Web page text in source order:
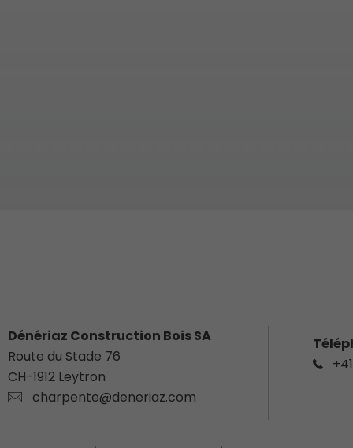
Dénériaz Construction Bois SA
Route du Stade 76
CH-1912 Leytron
charpente@deneriaz.com